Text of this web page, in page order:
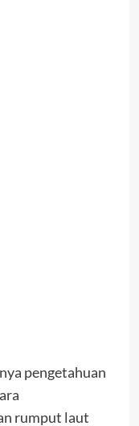
pengetahuan
rumput laut